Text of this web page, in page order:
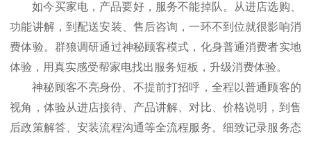
如今买家电，产品要好，服务不能掉队。从进店选购、
功能讲解，到配送安装、售后咨询，一环不到位就很影响消
费体验。群狼调研通过神秘顾客模式，化身普通消费者实地
体验，用真实感受帮家电找出服务短板，升级消费体验。
神秘顾客不亮身份、不提前打招呼，全程以普通顾客的
视角，体验从进店接待、产品讲解、对比、价格说明，到售
后政策解答、安装流程沟通等全流程服务。细致记录服务态